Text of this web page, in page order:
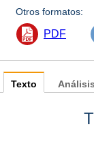
Otros formatos:
PDF
Texto Análisis